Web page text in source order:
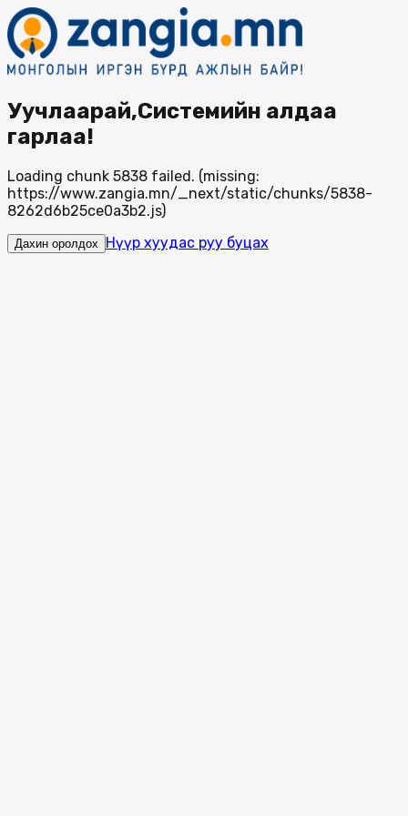
Уучлаарай,Системийн алдаа
гарлаа!
Loading chunk 5838 failed. (missing:
https://www.zangia.mn/_next/static/chunks/5838-
8262d6b25ce0a3b2.js)
Дахин оролдох Нүүр хуудас руу буцах